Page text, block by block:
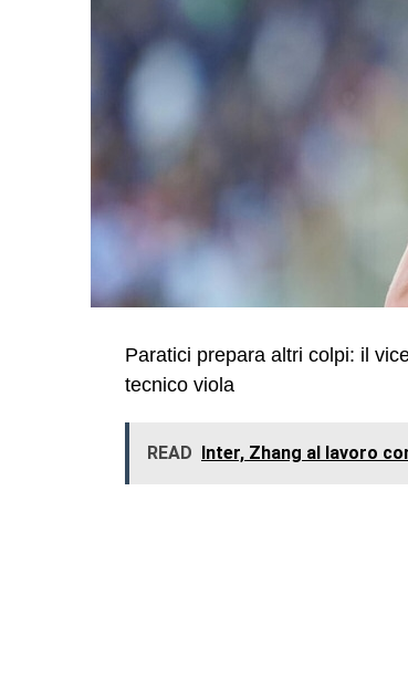
Paratici prepara altri colpi: il
tecnico viola
READ Inter, Zhang al lavoro